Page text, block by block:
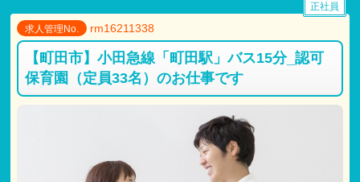
求人管理No. rm16211338
【町田市】小田急線「町田駅」バス15分_認可
保育園（定員33名）のお仕事です
正社員